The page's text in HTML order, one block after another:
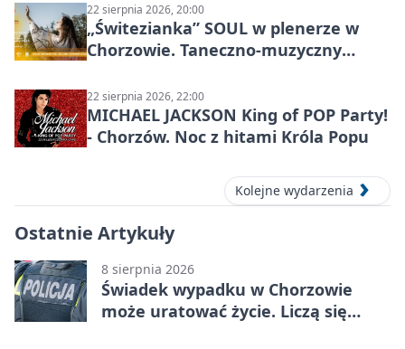
22 sierpnia 2026, 20:00
„Świtezianka” SOUL w plenerze w
Chorzowie. Taneczno-muzyczny
22 sierpnia 2026, 22:00
MICHAEL JACKSON King of POP Party!
- Chorzów. Noc z hitami Króla Popu
Kolejne wydarzenia
Ostatnie Artykuły
8 sierpnia 2026
Świadek wypadku w Chorzowie
może uratować życie. Liczą się